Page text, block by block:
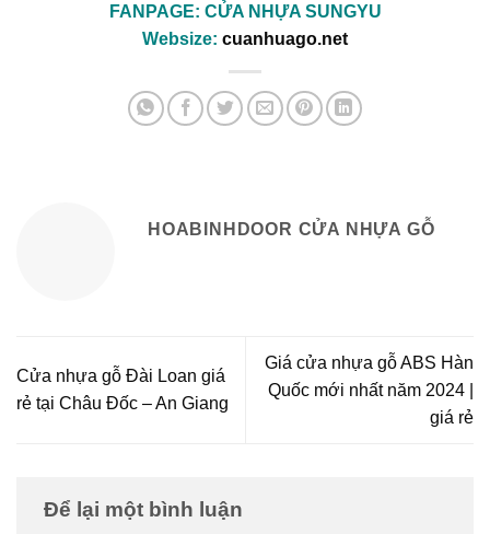
FANPAGE: CỬA NHỰA SUNGYU
Websize: cuanhuago.net
HOABINHDOOR CỬA NHỰA GỖ
Cửa nhựa gỗ Đài Loan giá
rẻ tại Châu Đốc – An Giang
Giá cửa nhựa gỗ ABS Hàn
Quốc mới nhất năm 2024 |
giá rẻ
Để lại một bình luận